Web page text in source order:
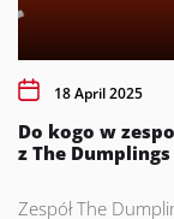
18 April 2025
Do kogo w
z The Dumplings
Zespół The